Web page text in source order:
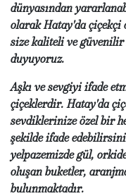
dünyasından
olarak Hatay'da
size kaliteli ve
duyuyoruz.
Aşkı ve sevgiyi ifade
çiçeklerdir. Hatay'da
sevdiklerinize özel bir
şekilde ifade
yelpazemizde gül,
oluşan buketler,
bulunmaktadır.